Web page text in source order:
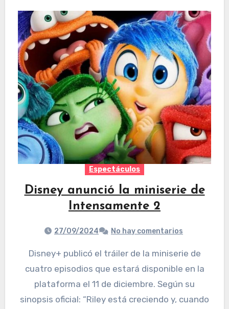
Espectáculos
Disney anunció la miniserie de
Intensamente 2
27/09/2024 No hay comentarios
Disney+ publicó el tráiler de la miniserie de
cuatro episodios que estará disponible en la
plataforma el 11 de diciembre. Según su
sinopsis oficial: “Riley está creciendo y, cuando